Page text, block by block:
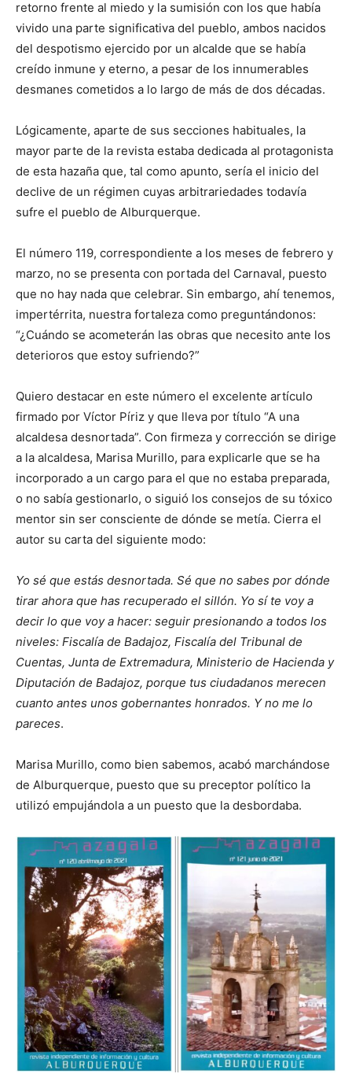
retorno frente al miedo y la sumisión con los que había
vivido una parte significativa del pueblo, ambos nacidos
del despotismo ejercido por un alcalde que se había
creído inmune y eterno, a pesar de los innumerables
desmanes cometidos a lo largo de más de dos décadas.
Lógicamente, aparte de sus secciones habituales, la
mayor parte de la revista estaba dedicada al protagonista
de esta hazaña que, tal como apunto, sería el inicio del
declive de un régimen cuyas arbitrariedades todavía
sufre el pueblo de Alburquerque.
El número 119, correspondiente a los meses de febrero y
marzo, no se presenta con portada del Carnaval, puesto
que no hay nada que celebrar. Sin embargo, ahí tenemos,
impertérrita, nuestra fortaleza como preguntándonos:
“¿Cuándo se acometerán las obras que necesito ante los
deterioros que estoy sufriendo?”
Quiero destacar en este número el excelente artículo
firmado por Víctor Píriz y que lleva por título “A una
alcaldesa desnortada”. Con firmeza y corrección se dirige
a la alcaldesa, Marisa Murillo, para explicarle que se ha
incorporado a un cargo para el que no estaba preparada,
o no sabía gestionarlo, o siguió los consejos de su tóxico
mentor sin ser consciente de dónde se metía. Cierra el
autor su carta del siguiente modo:
Yo sé que estás desnortada. Sé que no sabes por dónde
tirar ahora que has recuperado el sillón. Yo sí te voy a
decir lo que voy a hacer: seguir presionando a todos los
niveles: Fiscalía de Badajoz, Fiscalía del Tribunal de
Cuentas, Junta de Extremadura, Ministerio de Hacienda y
Diputación de Badajoz, porque tus ciudadanos merecen
cuanto antes unos gobernantes honrados. Y no me lo
pareces.
Marisa Murillo, como bien sabemos, acabó marchándose
de Alburquerque, puesto que su preceptor político la
utilizó empujándola a un puesto que la desbordaba.